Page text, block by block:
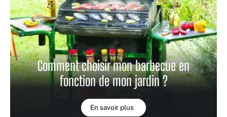
Comment choisir mon barbecue en
fonction de mon jardin ?
En savoir plus